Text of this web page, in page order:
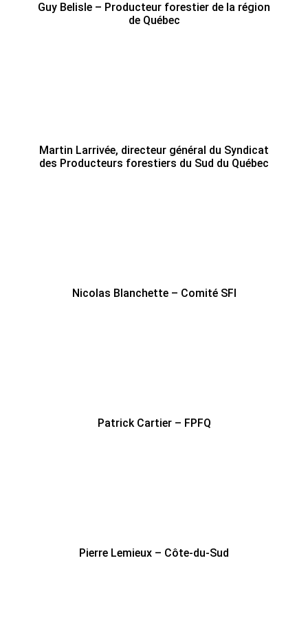
Guy Belisle – Producteur forestier de la région
de Québec
Martin Larrivée, directeur général du Syndicat
des Producteurs forestiers du Sud du Québec
Nicolas Blanchette – Comité SFI
Patrick Cartier – FPFQ
Pierre Lemieux – Côte-du-Sud